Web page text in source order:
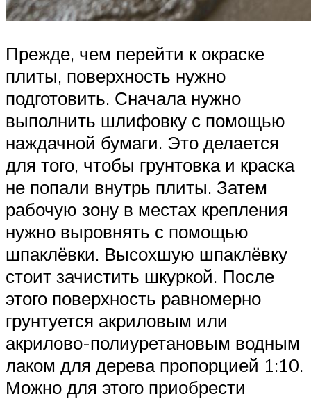
Прежде, чем перейти к окраске
плиты, поверхность нужно
подготовить. Сначала нужно
выполнить шлифовку с помощью
наждачной бумаги. Это делается
для того, чтобы грунтовка и краска
не попали внутрь плиты. Затем
рабочую зону в местах крепления
нужно выровнять с помощью
шпаклёвки. Высохшую шпаклёвку
стоит зачистить шкуркой. После
этого поверхность равномерно
грунтуется акриловым или
акрилово-полиуретановым водным
лаком для дерева пропорцией 1:10.
Можно для этого приобрести